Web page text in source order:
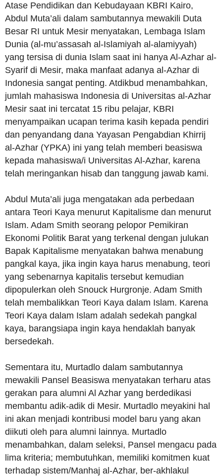
Atase Pendidikan dan Kebudayaan KBRI Kairo,
Abdul Muta’ali dalam sambutannya mewakili Duta
Besar RI untuk Mesir menyatakan, Lembaga Islam
Dunia (al-mu’assasah al-Islamiyah al-alamiyyah)
yang tersisa di dunia Islam saat ini hanya Al-Azhar al-
Syarif di Mesir, maka manfaat adanya al-Azhar di
Indonesia sangat penting. Atdikbud menambahkan,
jumlah mahasiswa Indonesia di Universitas al-Azhar
Mesir saat ini tercatat 15 ribu pelajar, KBRI
menyampaikan ucapan terima kasih kepada pendiri
dan penyandang dana Yayasan Pengabdian Khirrij
al-Azhar (YPKA) ini yang telah memberi beasiswa
kepada mahasiswa/i Universitas Al-Azhar, karena
telah meringankan hisab dan tanggung jawab kami.
Abdul Muta’ali juga mengatakan ada perbedaan
antara Teori Kaya menurut Kapitalisme dan menurut
Islam. Adam Smith seorang pelopor Pemikiran
Ekonomi Politik Barat yang terkenal dengan julukan
Bapak Kapitalisme menyatakan bahwa menabung
pangkal kaya, jika ingin kaya harus menabung, teori
yang sebenarnya kapitalis tersebut kemudian
dipopulerkan oleh Snouck Hurgronje. Adam Smith
telah membalikkan Teori Kaya dalam Islam. Karena
Teori Kaya dalam Islam adalah sedekah pangkal
kaya, barangsiapa ingin kaya hendaklah banyak
bersedekah.
Sementara itu, Murtadlo dalam sambutannya
mewakili Pansel Beasiswa menyatakan terharu atas
gerakan para alumni Al Azhar yang berdedikasi
membantu adik-adik di Mesir. Murtadlo meyakini hal
ini akan menjadi kontribusi model baru yang akan
diikuti oleh para alumni lainnya. Murtadlo
menambahkan, dalam seleksi, Pansel mengacu pada
lima kriteria; membutuhkan, memiliki komitmen kuat
terhadap sistem/Manhaj al-Azhar, ber-akhlakul